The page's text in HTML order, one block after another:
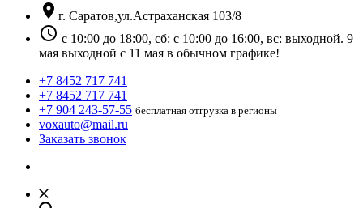
location_on г. Саратов,ул.Астраханская 103/8
schedule с 10:00 до 18:00, сб: с 10:00 до 16:00, вс: выходной. 9
мая выходной с 11 мая в обычном графике!
+7 8452 717 741
+7 8452 717 741
+7 904 243-57-55 бесплатная отгрузка в регионы
voxauto@mail.ru
Заказать звонок